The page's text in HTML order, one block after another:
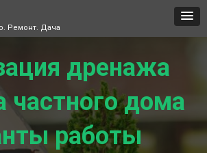
Ремонт. Дача
дренажа
частного дома
работы